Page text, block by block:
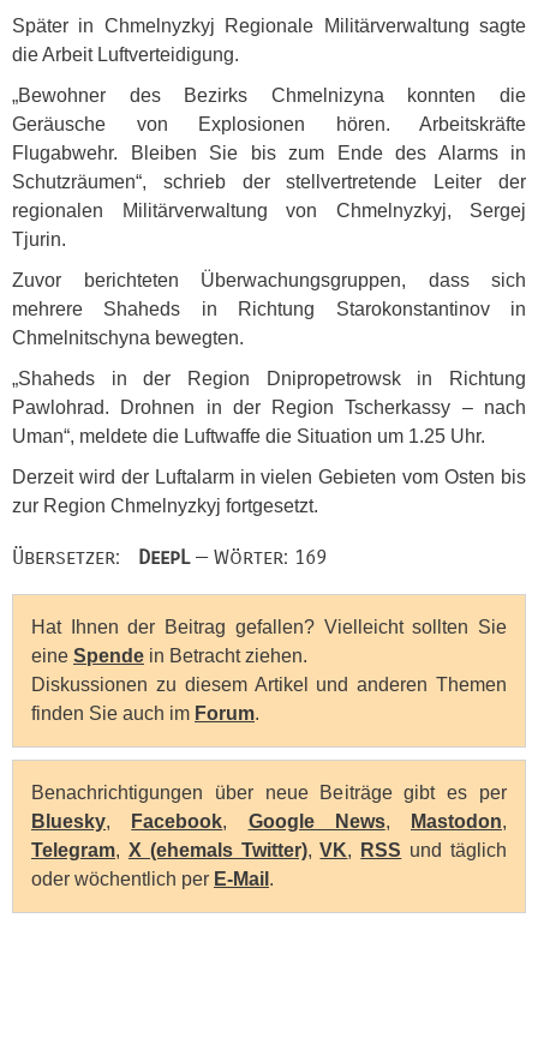
Später in Chmelnyzkyj Regionale Militärverwaltung sagte
die Arbeit Luftverteidigung.
„Bewohner des Bezirks Chmelnizyna konnten die
Geräusche von Explosionen hören. Arbeitskräfte
Flugabwehr. Bleiben Sie bis zum Ende des Alarms in
Schutzräumen“, schrieb der stellvertretende Leiter der
regionalen Militärverwaltung von Chmelnyzkyj, Sergej
Tjurin.
Zuvor berichteten Überwachungsgruppen, dass sich
mehrere Shaheds in Richtung Starokonstantinov in
Chmelnitschyna bewegten.
„Shaheds in der Region Dnipropetrowsk in Richtung
Pawlohrad. Drohnen in der Region Tscherkassy – nach
Uman“, meldete die Luftwaffe die Situation um 1.25 Uhr.
Derzeit wird der Luftalarm in vielen Gebieten vom Osten bis
zur Region Chmelnyzkyj fortgesetzt.
Übersetzer: DeepL— Wörter: 169
Hat Ihnen der Beitrag gefallen? Vielleicht sollten Sie
eine Spende in Betracht ziehen.
Diskussionen zu diesem Artikel und anderen Themen
finden Sie auch im Forum.
Benachrichtigungen über neue Beiträge gibt es per
Bluesky, Facebook, Google News, Mastodon,
Telegram, X (ehemals Twitter),VK, RSS und täglich
oder wöchentlich per E-Mail .